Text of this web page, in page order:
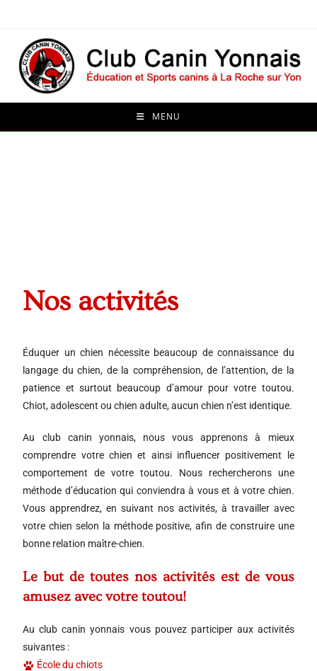
MENU
Nos activités
Éduquer un chien nécessite beaucoup de connaissance du
langage du chien, de la compréhension, de l’attention, de la
patience et surtout beaucoup d’amour pour votre toutou.
Chiot, adolescent ou chien adulte, aucun chien n’est identique.
Au club canin yonnais, nous vous apprenons à mieux
comprendre votre chien et ainsi influencer positivement le
comportement de votre toutou. Nous rechercherons une
méthode d’éducation qui conviendra à vous et à votre chien.
Vous apprendrez, en suivant nos activités, à travailler avec
votre chien selon la méthode positive, afin de construire une
bonne relation maître-chien.
Le but de toutes nos activités est de vous
amusez avec votre toutou!
Au club canin yonnais vous pouvez participer aux activités
suivantes :
École du chiots